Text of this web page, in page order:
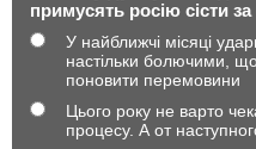
примусять росію сісти за
У найближчі місяці
настільки болючими,
поновити перемовини
Цього року не варто
процесу. А от